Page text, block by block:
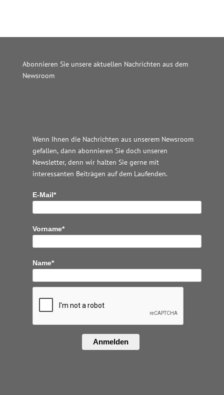
Abonnieren Sie unsere aktuellen Nachrichten aus dem
Newsroom
Wenn Ihnen die Nachrichten aus unserem Newsroom
gefallen, dann abonnieren Sie doch unseren
Newsletter, denn wir halten Sie gerne mit
interessanten Beiträgen auf dem Laufenden.
E-Mail*
Vorname*
Name*
Anmelden